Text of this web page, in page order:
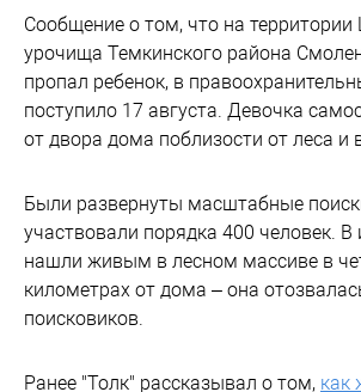
Сообщение о том, что на территории
урочища Темкинского района
пропал ребенок, в
поступило 17 августа. Девочка
от двора дома поблизости от леса и
Были развернуты масштабные
участвовали порядка 400 человек. В
нашли живым в лесном массиве в
километрах от дома – она
поисковиков.
Ранее "Толк" рассказывал о том, как